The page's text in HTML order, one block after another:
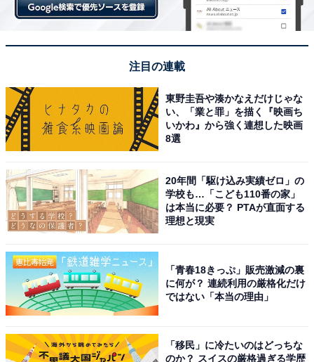
注目の連載
東野圭吾や湊かなえだけじゃな
い、「業と罪」を描く『映画ち
いかわ』から強く連想した映画
8選
20年間「駆け込み実績ゼロ」の
学校も…「こども110番の家」
は本当に必要？ PTAが直面する
理想と現実
「青春18きっぷ」販売激減の裏
に何が？ 連続利用の厳格化だけ
ではない「本当の理由」
「移民」に冷たいのはどっちな
のか？ スイスの厳格過ぎる学歴